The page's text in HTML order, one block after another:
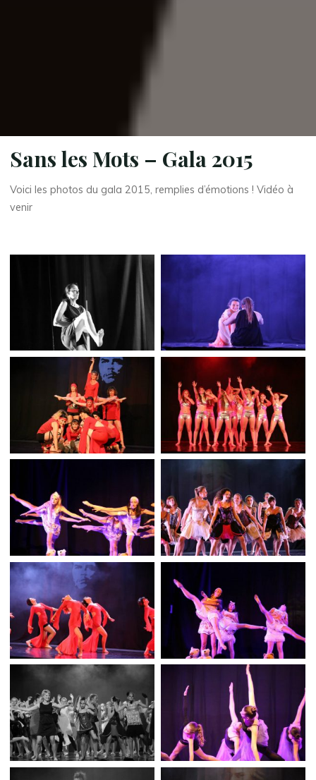
Sans les Mots – Gala 2015
Voici les photos du gala 2015, remplies d’émotions ! Vidéo à
venir